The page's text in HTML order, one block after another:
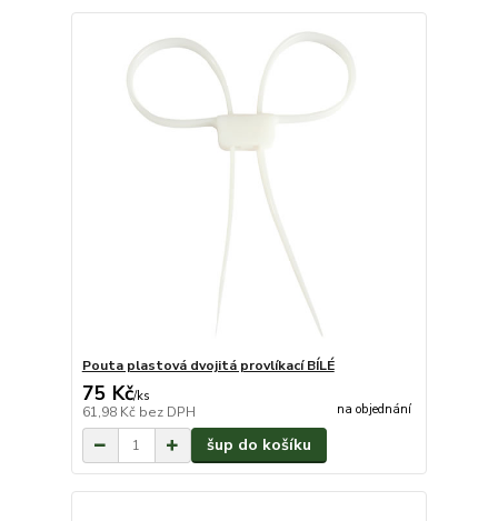
Pouta plastová dvojitá provlíkací BÍLÉ
75 Kč/ks
61,98 Kč bez DPH na objednání
šup do košíku